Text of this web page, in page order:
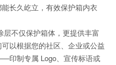
长久屹立，有效保护箱内衣
不仅保护箱体，更提供丰富
以根据您的社区、企业或公益
印制专属 Logo、宣传标语或